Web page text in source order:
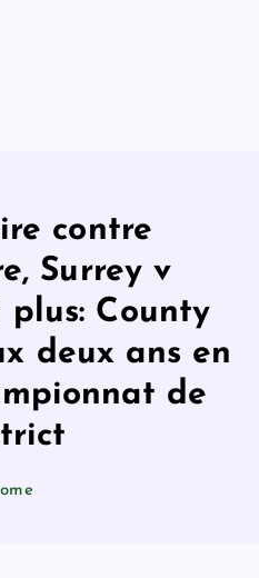
contre
Surrey v
plus: County
deux ans en
de